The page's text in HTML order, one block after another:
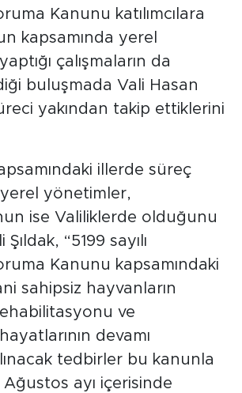
Kanunu katılımcılara
kapsamında yerel
çalışmaların da
buluşmada Vali Hasan
yakından takip ettiklerini
illerde süreç
yerel yönetimler,
ise Valiliklerde olduğunu
“5199 sayılı
Kanunu kapsamındaki
sahipsiz hayvanların
ve
devamı
tedbirler bu kanunla
ayı içerisinde